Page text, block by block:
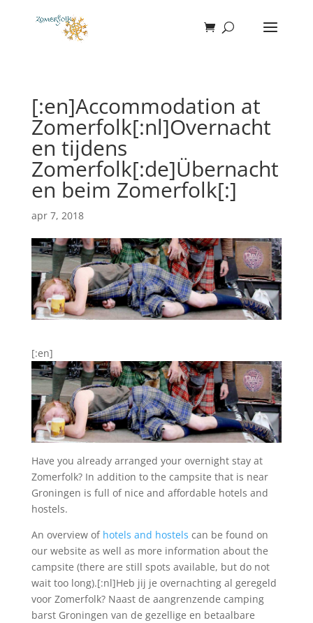
[:en]Accommodation at
Zomerfolk[:nl]Overnacht
en tijdens
Zomerfolk[:de]Übernacht
en beim Zomerfolk[:]
apr 7, 2018
[:en]
Have you already arranged your overnight stay at
Zomerfolk? In addition to the campsite that is near
Groningen is full of nice and affordable hotels and
hostels.
An overview of hotels and hostels can be found on
our website as well as more information about the
campsite (there are still spots available, but do not
wait too long).[:nl]Heb jij je overnachting al geregeld
voor Zomerfolk? Naast de aangrenzende camping
barst Groningen van de gezellige en betaalbare